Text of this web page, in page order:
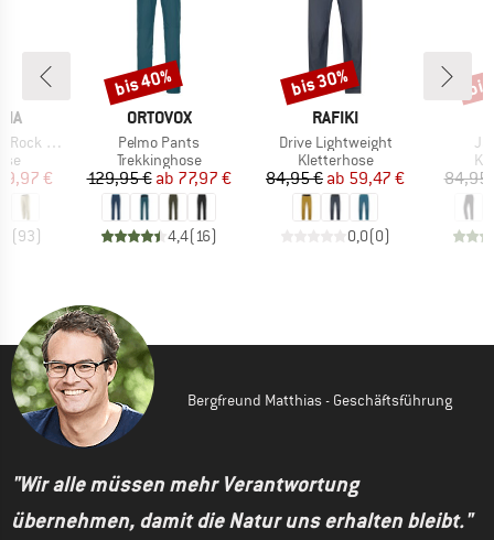
Pants
Preis
€
(93)
MARKE
ORTOVOX
Artikel
Pelmo Pants
Produktgruppe
Trekkinghose
Preis
129,95 € reduzierter Preis
ab 77,97 €
4,4(16)
Rabatt
bis 40%
MARKE
RAFIKI
Artikel
Drive Lightweight
Produktgruppe
Kletterhose
Preis
84,95 € reduzierter Preis
ab 59,47 €
0,0(0)
Rabatt
bis 30%
84,95
Bergfreund Matthias - Geschäftsführung
"Wir alle müssen mehr Verantwortung
übernehmen, damit die Natur uns erhalten bleibt."